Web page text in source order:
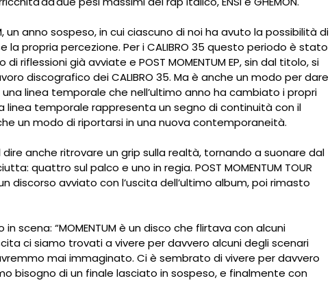
un anno sospeso, in cui ciascuno di noi ha avuto la possibilità di
propria percezione. Per i CALIBRO 35 questo periodo è stato
riflessioni già avviate e POST MOMENTUM EP, sin dal titolo, si
discografico dei CALIBRO 35. Ma è anche un modo per dare
linea temporale che nell’ultimo anno ha cambiato i propri
linea temporale rappresenta un segno di continuità con il
un modo di riportarsi in una nuova contemporaneità.
dire anche ritrovare un grip sulla realtà, tornando a suonare dal
quattro sul palco e uno in regia. POST MOMENTUM TOUR
discorso avviato con l’uscita dell’ultimo album, poi rimasto
scena: “MOMENTUM è un disco che flirtava con alcuni
ci siamo trovati a vivere per davvero alcuni degli scenari
mai immaginato. Ci è sembrato di vivere per davvero
bisogno di un finale lasciato in sospeso, e finalmente con